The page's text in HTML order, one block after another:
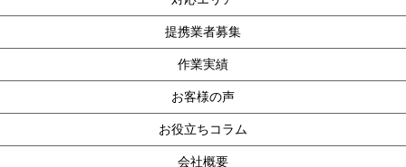
提携業者募集
作業実績
お客様の声
お役立ちコラム
会社概要